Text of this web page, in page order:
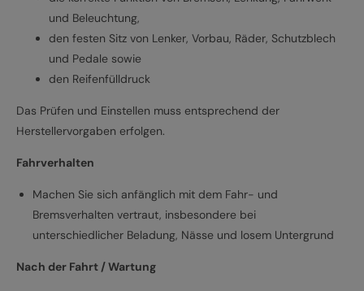
und Beleuchtung,
den festen Sitz von Lenker, Vorbau, Räder, Schutzblech
und Pedale sowie
den Reifenfülldruck
Das Prüfen und Einstellen muss entsprechend der
Herstellervorgaben erfolgen.
Fahrverhalten
Machen Sie sich anfänglich mit dem Fahr- und
Bremsverhalten vertraut, insbesondere bei
unterschiedlicher Beladung, Nässe und losem Untergrund
Nach der Fahrt / Wartung